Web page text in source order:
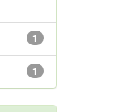
1
1